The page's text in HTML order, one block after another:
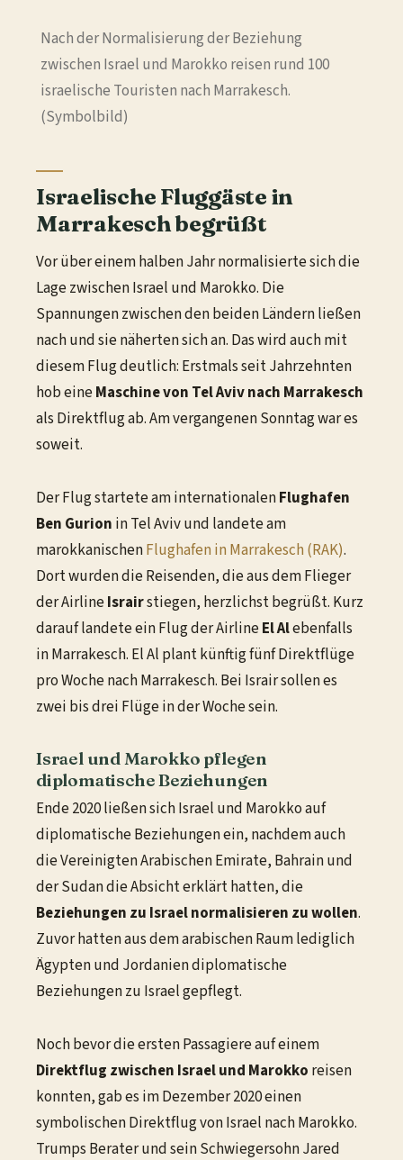
Nach der Normalisierung der Beziehung
zwischen Israel und Marokko reisen rund 100
israelische Touristen nach Marrakesch.
(Symbolbild)
Israelische Fluggäste in
Marrakesch begrüßt
Vor über einem halben Jahr normalisierte sich die
Lage zwischen Israel und Marokko. Die
Spannungen zwischen den beiden Ländern ließen
nach und sie näherten sich an. Das wird auch mit
diesem Flug deutlich: Erstmals seit Jahrzehnten
hob eineMaschine von Tel Aviv nach Marrakesch
als Direktflug ab. Am vergangenen Sonntag war es
soweit.
Der Flug startete am internationalenFlughafen
Ben Gurion in Tel Aviv und landete am
marokkanischenFlughafen in Marrakesch (RAK).
Dort wurden die Reisenden, die aus dem Flieger
der AirlineIsrairstiegen, herzlichst begrüßt. Kurz
darauf landete ein Flug der AirlineEl Alebenfalls
in Marrakesch. El Al plant künftig fünf Direktflüge
pro Woche nach Marrakesch. Bei Israir sollen es
zwei bis drei Flüge in der Woche sein.
Israel und Marokko pflegen
diplomatische Beziehungen
Ende 2020 ließen sich Israel und Marokko auf
diplomatische Beziehungen ein, nachdem auch
die Vereinigten Arabischen Emirate, Bahrain und
der Sudan die Absicht erklärt hatten, die
Beziehungen zu Israel normalisieren zu wollen.
Zuvor hatten aus dem arabischen Raum lediglich
Ägypten und Jordanien diplomatische
Beziehungen zu Israel gepflegt.
Noch bevor die ersten Passagiere auf einem
Direktflug zwischen Israel und Marokko reisen
konnten, gab es im Dezember 2020 einen
symbolischen Direktflug von Israel nach Marokko.
Trumps Berater und sein Schwiegersohn Jared